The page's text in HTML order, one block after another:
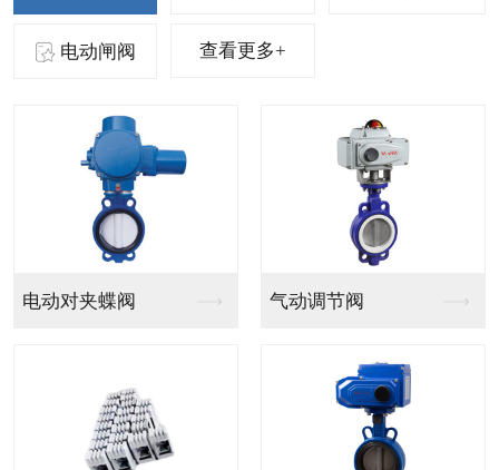
电动闸阀 查看更多+
气动法兰球阀 气动PVC球阀